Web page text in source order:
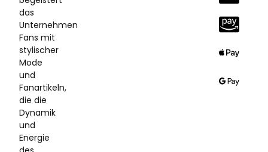
das
Unternehmen
Fans mit
stylischer
Mode
und
Fanartikeln,
die die
Dynamik
und
Energie